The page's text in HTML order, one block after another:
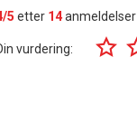
5 etter 14anmeldelser
vurdering: